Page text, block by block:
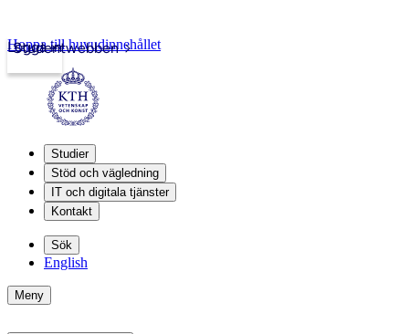
Studentwebben
Logga in
Hoppa till huvudinnehållet
Studier
Stöd och vägledning
IT och digitala tjänster
Kontakt
Sök
English
Meny